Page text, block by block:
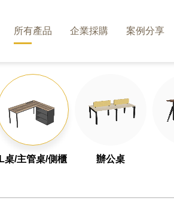
所有產品 企業採購 案例分享
L桌/主管桌/側櫃 辦公桌